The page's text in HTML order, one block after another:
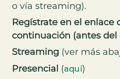
o vía streaming).
Regístrate en el enlace
continuación (antes del
Streaming (ver más
Presencial (aquí)